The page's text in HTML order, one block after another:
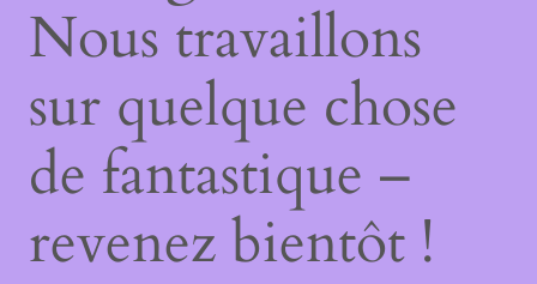
Nous travaillons
sur quelque chose
de fantastique –
revenez bientôt !